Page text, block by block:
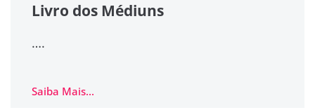
Livro dos Médiuns
….
Saiba Mais...